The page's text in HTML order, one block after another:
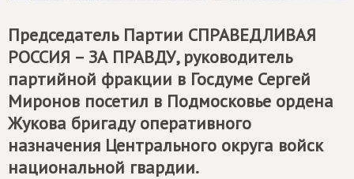
Председатель Партии СПРАВЕДЛИВАЯ
РОССИЯ – ЗА ПРАВДУ, руководитель
партийной фракции в Госдуме Сергей
Миронов посетил в Подмосковье ордена
Жукова бригаду оперативного
назначения Центрального округа войск
национальной гвардии.